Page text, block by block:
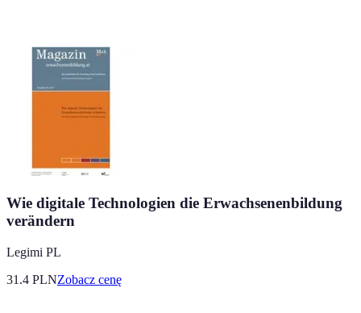
Wie digitale Technologien die Erwachsenenbildung
verändern
Legimi PL
31.4 PLNZobacz cenę